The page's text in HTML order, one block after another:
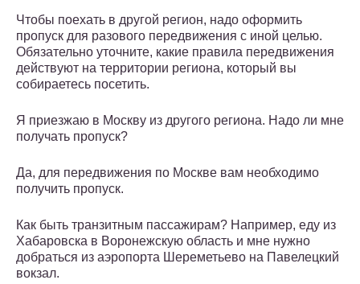
Чтобы поехать в другой регион, надо оформить
пропуск для разового передвижения с иной целью.
Обязательно уточните, какие правила передвижения
действуют на территории региона, который вы
собираетесь посетить.
Я приезжаю в Москву из другого региона. Надо ли мне
получать пропуск?
Да, для передвижения по Москве вам необходимо
получить пропуск.
Как быть транзитным пассажирам? Например, еду из
Хабаровска в Воронежскую область и мне нужно
добраться из аэропорта Шереметьево на Павелецкий
вокзал.